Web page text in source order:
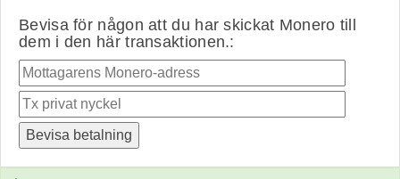
Bevisa för någon att du har skickat Monero till
dem i den här transaktionen.: